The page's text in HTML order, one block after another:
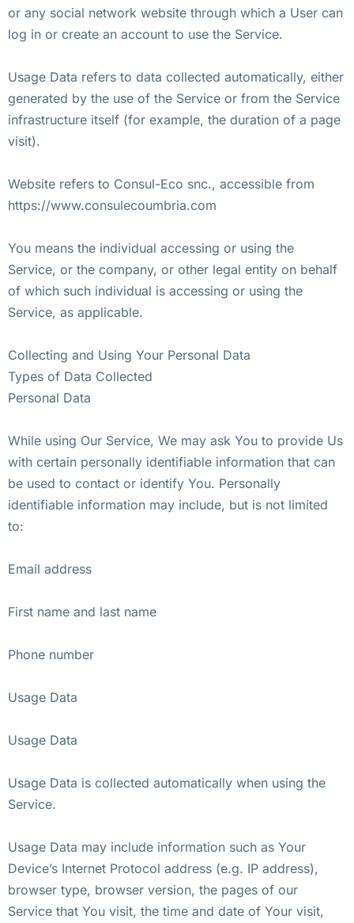
or any social network website through which a User can
log in or create an account to use the Service.
Usage Data refers to data collected automatically, either
generated by the use of the Service or from the Service
infrastructure itself (for example, the duration of a page
visit).
Website refers to Consul-Eco snc., accessible from
https://www.consulecoumbria.com
You means the individual accessing or using the
Service, or the company, or other legal entity on behalf
of which such individual is accessing or using the
Service, as applicable.
Collecting and Using Your Personal Data
Types of Data Collected
Personal Data
While using Our Service, We may ask You to provide Us
with certain personally identifiable information that can
be used to contact or identify You. Personally
identifiable information may include, but is not limited
to:
Email address
First name and last name
Phone number
Usage Data
Usage Data
Usage Data is collected automatically when using the
Service.
Usage Data may include information such as Your
Device’s Internet Protocol address (e.g. IP address),
browser type, browser version, the pages of our
Service that You visit, the time and date of Your visit,